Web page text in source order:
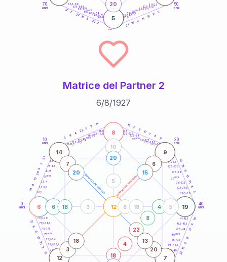
50
anni
60
70
anni
51-52,5
52,5-53,5
53,5-54
56-57,5
57,5-58,5
58,5-59
61-62,5
62,5-63,5
63,5-64
66-67,5
67,5-68,5
68,5-69
5
17
10
11
9
16
21
7
20
8
15
22
7
17
5
20
55anni
65anni
Matrice del Partner 2
6/8/1927
generazione maschile generazione femminile
0
anni
10
anni
30
anni
40
anni
1-2,5
2,5-3,5
3,5-4
6-7,5
7,5-8,5
8,5-9
11-12,5
12,5-13,5
13,5-14
16-17,5
17,5-18,5
18,5-19 21-22,5
22,5-23,5
23,5-24
26-27,5
27,5-28,5
28,5-29
31-32,5
32,5-33,5
33,5-34
36-37,5
37,5-38,5
38,5-39
41-42,5
42,5-43,5
43,5-44
46-47,5
47,5-48,5
48,5-49
71-72,5
72,5-73,5
73,5-74
76-77,5
77,5-78,5
78,5-79
14
8
10
20
9
7
21
5
9
4
22 7
3
11 15
7
6
17
7
8
17
10
19
11
10
21
11
3
10
9
17
8
5
15
22
15
3
21
18
6
6
12
6
8
19
12
14 9
12 7
18
4
22
8
4
6
10
5
18
20
6 18
3
5
7
20
6
15
3
18
20
13
5anni
15 anni 25anni
35anni
45anni
75anni